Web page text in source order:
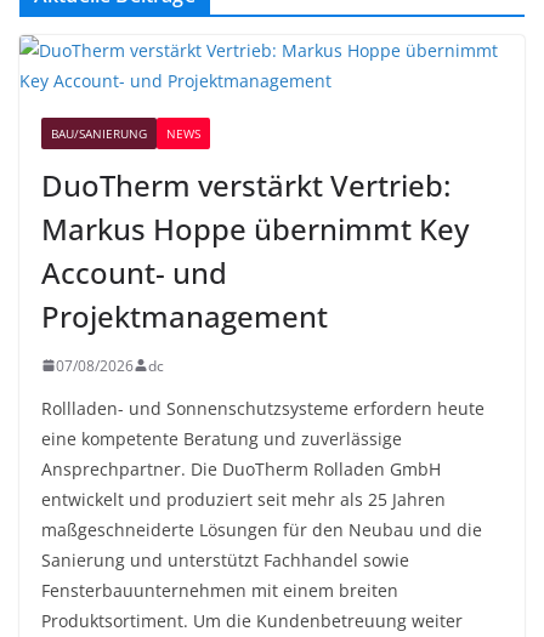
BAU/SANIERUNG NEWS
DuoTherm verstärkt Vertrieb:
Markus Hoppe übernimmt Key
Account- und
Projektmanagement
07/08/2026 dc
Rollladen- und Sonnenschutzsysteme erfordern heute
eine kompetente Beratung und zuverlässige
Ansprechpartner. Die DuoTherm Rolladen GmbH
entwickelt und produziert seit mehr als 25 Jahren
maßgeschneiderte Lösungen für den Neubau und die
Sanierung und unterstützt Fachhandel sowie
Fensterbauunternehmen mit einem breiten
Produktsortiment. Um die Kundenbetreuung weiter